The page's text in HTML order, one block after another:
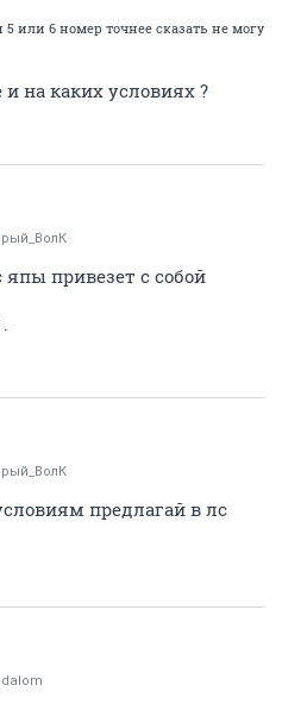
или 6 номер точнее сказать не могу
на каких условиях ?
привезет с собой
предлагай в лс